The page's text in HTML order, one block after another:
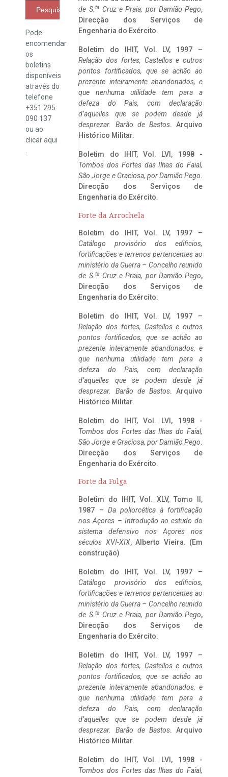
Pesquisar
Pode
encomendar
os
boletins
disponíveis
através do
telefone
+351 295
090 137
ou ao
clicaraqui
de S. ta Cruz e Praia, por Damião Pego,
Direcção dos Serviços de
Engenharia do Exército.
Boletim do IHIT, Vol. LV, 1997 –
Relação dos fortes, Castellos e outros
pontos fortificados, que se achão ao
prezente inteiramente abandonados, e
que nenhuma utilidade tem para a
defeza do Pais, com declaração
d’aquelles que se podem desde já
desprezar. Barão de Bastos. Arquivo
Histórico Militar.
Boletim do IHIT, Vol. LVI, 1998 -
Tombos dos Fortes das Ilhas do Faial,
São Jorge e Graciosa, por Damião Pego.
Direcção dos Serviços de
Engenharia do Exército.
Forte da Arrochela
Boletim do IHIT, Vol. LV, 1997 –
Catálogo provisório dos edificios,
fortificações e terrenos pertencentes ao
ministério da Guerra – Concelho reunido
de S. ta Cruz e Praia, por Damião Pego,
Direcção dos Serviços de
Engenharia do Exército.
Boletim do IHIT, Vol. LV, 1997 –
Relação dos fortes, Castellos e outros
pontos fortificados, que se achão ao
prezente inteiramente abandonados, e
que nenhuma utilidade tem para a
defeza do Pais, com declaração
d’aquelles que se podem desde já
desprezar. Barão de Bastos. Arquivo
Histórico Militar.
Boletim do IHIT, Vol. LVI, 1998 -
Tombos dos Fortes das Ilhas do Faial,
São Jorge e Graciosa, por Damião Pego.
Direcção dos Serviços de
Engenharia do Exército.
Forte da Folga
Boletim do IHIT, Vol. XLV, Tomo II,
1987 – Da poliorcética à fortificação
nos Açores – Introdução ao estudo do
sistema defensivo nos Açores nos
séculos XVI-XIX, Alberto Vieira. (Em
construção)
Boletim do IHIT, Vol. LV, 1997 –
Catálogo provisório dos edificios,
fortificações e terrenos pertencentes ao
ministério da Guerra – Concelho reunido
de S. ta Cruz e Praia, por Damião Pego,
Direcção dos Serviços de
Engenharia do Exército.
Boletim do IHIT, Vol. LV, 1997 –
Relação dos fortes, Castellos e outros
pontos fortificados, que se achão ao
prezente inteiramente abandonados, e
que nenhuma utilidade tem para a
defeza do Pais, com declaração
d’aquelles que se podem desde já
desprezar. Barão de Bastos. Arquivo
Histórico Militar.
Boletim do IHIT, Vol. LVI, 1998 -
Tombos dos Fortes das Ilhas do Faial,